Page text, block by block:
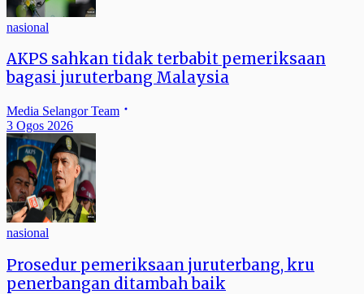
nasional
AKPS sahkan tidak terbabit pemeriksaan
bagasi juruterbang Malaysia
Media Selangor Team
3 Ogos 2026
nasional
Prosedur pemeriksaan juruterbang, kru
penerbangan ditambah baik